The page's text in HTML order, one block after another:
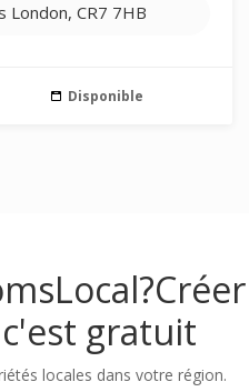
London, CR7 7HB
Disponible
Créer
gratuit
locales dans votre région.